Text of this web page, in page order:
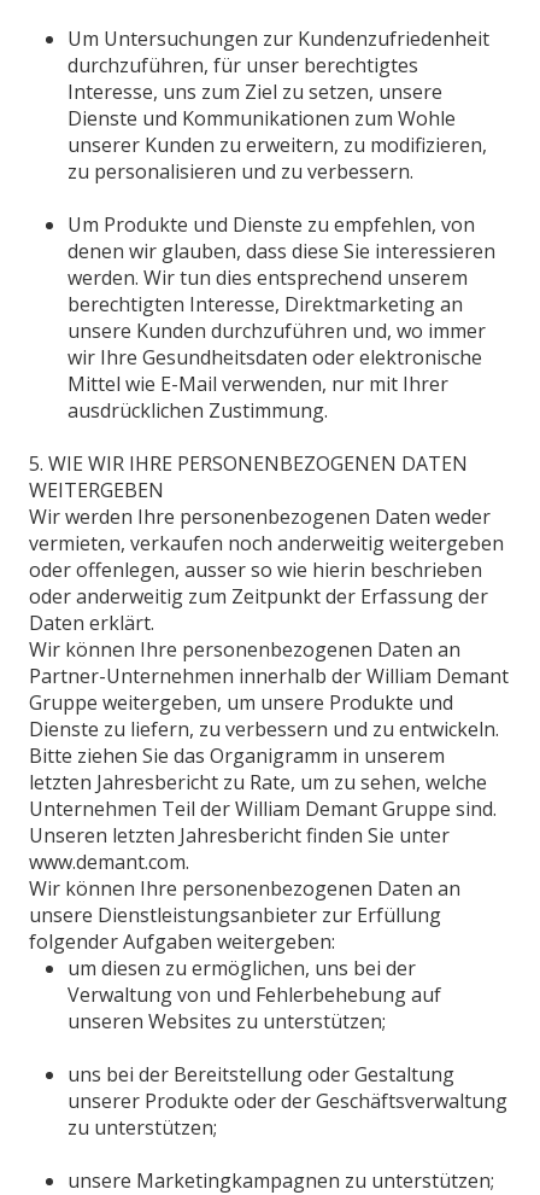
Um Untersuchungen zur Kundenzufriedenheit
durchzuführen, für unser berechtigtes
Interesse, uns zum Ziel zu setzen, unsere
Dienste und Kommunikationen zum Wohle
unserer Kunden zu erweitern, zu modifizieren,
zu personalisieren und zu verbessern.
Um Produkte und Dienste zu empfehlen, von
denen wir glauben, dass diese Sie interessieren
werden. Wir tun dies entsprechend unserem
berechtigten Interesse, Direktmarketing an
unsere Kunden durchzuführen und, wo immer
wir Ihre Gesundheitsdaten oder elektronische
Mittel wie E-Mail verwenden, nur mit Ihrer
ausdrücklichen Zustimmung.
5. WIE WIR IHRE PERSONENBEZOGENEN DATEN
WEITERGEBEN
Wir werden Ihre personenbezogenen Daten weder
vermieten, verkaufen noch anderweitig weitergeben
oder offenlegen, ausser so wie hierin beschrieben
oder anderweitig zum Zeitpunkt der Erfassung der
Daten erklärt.
Wir können Ihre personenbezogenen Daten an
Partner-Unternehmen innerhalb der William Demant
Gruppe weitergeben, um unsere Produkte und
Dienste zu liefern, zu verbessern und zu entwickeln.
Bitte ziehen Sie das Organigramm in unserem
letzten Jahresbericht zu Rate, um zu sehen, welche
Unternehmen Teil der William Demant Gruppe sind.
Unseren letzten Jahresbericht finden Sie unter
www.demant.com.
Wir können Ihre personenbezogenen Daten an
unsere Dienstleistungsanbieter zur Erfüllung
folgender Aufgaben weitergeben:
um diesen zu ermöglichen, uns bei der
Verwaltung von und Fehlerbehebung auf
unseren Websites zu unterstützen;
uns bei der Bereitstellung oder Gestaltung
unserer Produkte oder der Geschäftsverwaltung
zu unterstützen;
unsere Marketingkampagnen zu unterstützen;